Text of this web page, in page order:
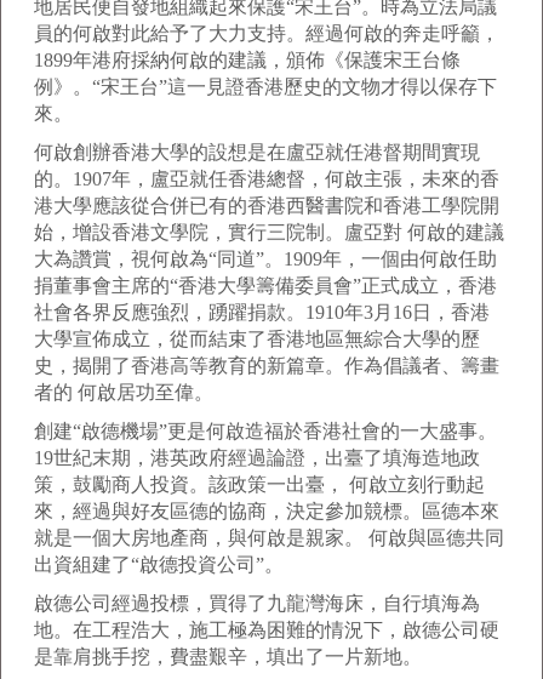
地居民便自發地組織起來保護“宋王台”。時為立法局議
員的何啟對此給予了大力支持。經過何啟的奔走呼籲，
1899年港府採納何啟的建議，頒佈《保護宋王台條
例》。“宋王台”這一見證香港歷史的文物才得以保存下
來。
何啟創辦香港大學的設想是在盧亞就任港督期間實現
的。1907年，盧亞就任香港總督，何啟主張，未來的香
港大學應該從合併已有的香港西醫書院和香港工學院開
始，增設香港文學院，實行三院制。盧亞對 何啟的建議
大為讚賞，視何啟為“同道”。1909年，一個由何啟任助
捐董事會主席的“香港大學籌備委員會”正式成立，香港
社會各界反應強烈，踴躍捐款。1910年3月16日，香港
大學宣佈成立，從而結束了香港地區無綜合大學的歷
史，揭開了香港高等教育的新篇章。作為倡議者、籌畫
者的 何啟居功至偉。
創建“啟德機場”更是何啟造福於香港社會的一大盛事。
19世紀末期，港英政府經過論證，出臺了填海造地政
策，鼓勵商人投資。該政策一出臺， 何啟立刻行動起
來，經過與好友區德的協商，決定參加競標。區德本來
就是一個大房地產商，與何啟是親家。 何啟與區德共同
出資組建了“啟德投資公司”。
啟德公司經過投標，買得了九龍灣海床，自行填海為
地。在工程浩大，施工極為困難的情況下，啟德公司硬
是靠肩挑手挖，費盡艱辛，填出了一片新地。